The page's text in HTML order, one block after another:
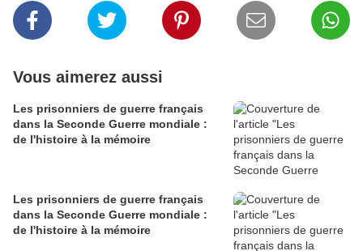
Vous aimerez aussi
Les prisonniers de guerre français
dans la Seconde Guerre mondiale :
de l'histoire à la mémoire
Les prisonniers de guerre français
dans la Seconde Guerre mondiale :
de l'histoire à la mémoire